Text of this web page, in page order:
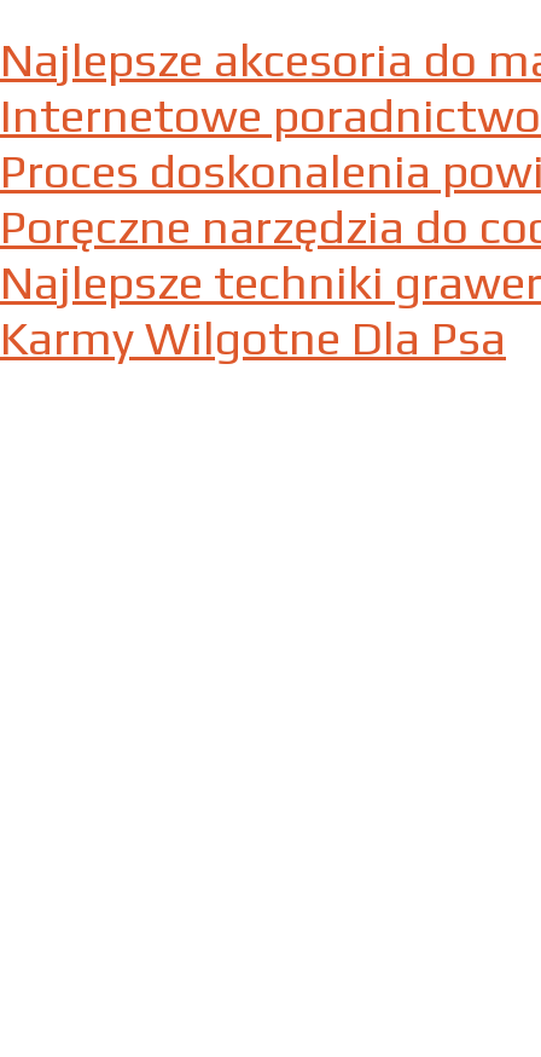
Najlepsze akcesoria do
Internetowe
Proces doskonalenia
Poręczne narzędzia do
Najlepsze techniki
Karmy Wilgotne Dla Psa